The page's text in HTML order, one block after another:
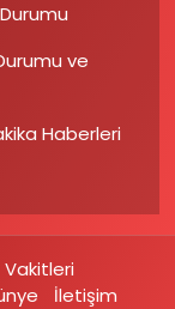
ve
Haberleri
İletişim